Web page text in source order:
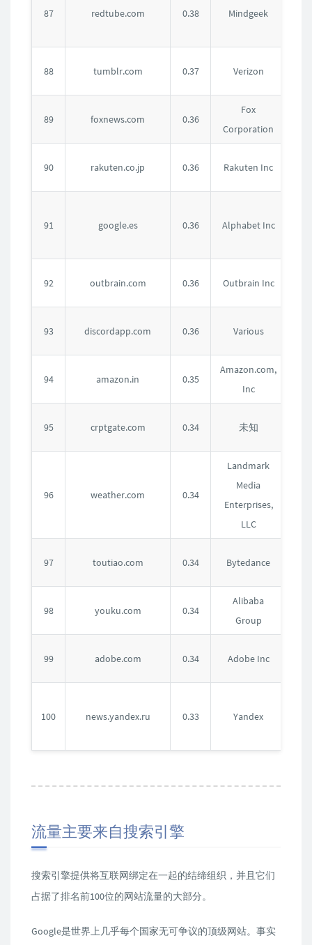
87 redtube.com 0.38 Mindgeek
88 tumblr.com 0.37 Verizon
89 foxnews.com 0.36
Fox
Corporation
90 rakuten.co.jp 0.36 Rakuten Inc
91 google.es 0.36 Alphabet Inc
92 outbrain.com 0.36 Outbrain Inc
93 discordapp.com 0.36 Various
94 amazon.in 0.35
Amazon.com,
Inc
95 crptgate.com 0.34 未知
96 weather.com 0.34
Landmark
Media
Enterprises,
LLC
97 toutiao.com 0.34 Bytedance
98 youku.com 0.34
Alibaba
Group
99 adobe.com 0.34 Adobe Inc
100 news.yandex.ru 0.33 Yandex
流量主要来自搜索引擎
搜索引擎提供将互联网绑定在一起的结缔组织，并且它们
占据了排名前100位的网站流量的大部分。
Google是世界上几乎每个国家无可争议的顶级网站。事实